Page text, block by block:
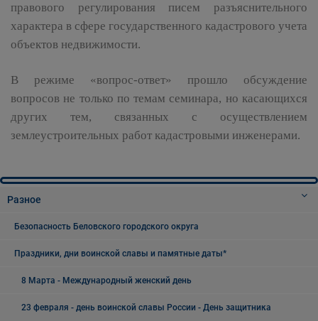
правового регулирования писем разъяснительного
характера в сфере государственного кадастрового учета
объектов недвижимости.
В режиме «вопрос-ответ» прошло обсуждение
вопросов не только по темам семинара, но касающихся
других тем, связанных с осуществлением
землеустроительных работ кадастровыми инженерами.
Разное
Безопасность Беловского городского округа
Праздники, дни воинской славы и памятные даты*
8 Марта - Международный женский день
23 февраля - день воинской славы России - День защитника